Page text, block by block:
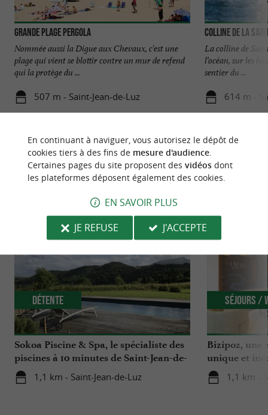
Grande Plage Pergola
Nommée aussi la Digue aux Chevaux, c'est une
plage qui vient se blottir contre un mur de refend
qui la protège du ...
507 m - Saint-Jean-de-Luz
Colline de la
La colline de
l’océan, sur les
sentier du ...
614 m -
NOUS AVONS TESTÉ
Sokoa Piscine & Spa, le spécialiste des
piscines à 10 minutes de Saint-Jean-de-
Luz
1,1 km - Saint-Jean-de-Luz
Détente
Bizipoz, une
unique et
côte basque
1,1 km -
Séjours /
En continuant à naviguer, vous autorisez le dépôt de
cookies tiers à des fins de mesure d'audience.
Certaines pages du site proposent des vidéosdont
les plateformes déposent également des cookies.
EN SAVOIR PLUS
JE REFUSE
J'ACCEPTE